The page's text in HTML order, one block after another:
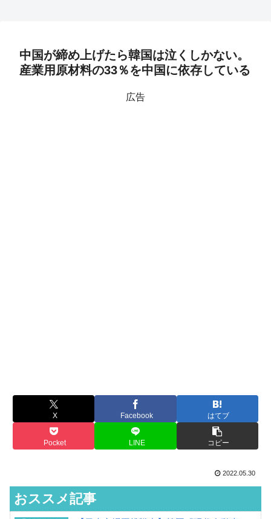
中国が締め上げたら韓国は泣くしかない。
産業用原材料の33％を中国に依存している
広告
X Facebook はてブ
Pocket LINE コピー
2022.05.30
おススメ記事